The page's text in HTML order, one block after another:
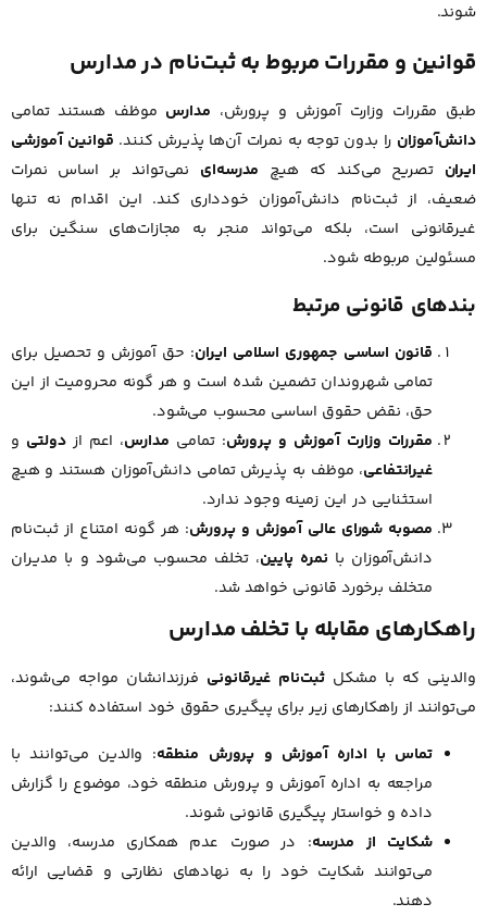
شوند.
قوانین و مقررات مربوط به ثبت‌نام در مدارس
طبق مقررات وزارت آموزش و پرورش، مدارس موظف هستند تمامی
دانش‌آموزان را بدون توجه به نمرات آن‌ها پذیرش کنند. قوانین آموزشی
ایران تصریح می‌کند که هیچ مدرسه‌ای نمی‌تواند بر اساس نمرات
ضعیف، از ثبت‌نام دانش‌آموزان خودداری کند. این اقدام نه تنها
غیرقانونی است، بلکه می‌تواند منجر به مجازات‌های سنگین برای
مسئولین مربوطه شود.
بندهای قانونی مرتبط
قانون اساسی جمهوری اسلامی ایران: حق آموزش و تحصیل برای
تمامی شهروندان تضمین شده است و هر گونه محرومیت از این
حق، نقض حقوق اساسی محسوب می‌شود.
مقررات وزارت آموزش و پرورش: تمامی مدارس، اعم ازدولتی و
غیرانتفاعی، موظف به پذیرش تمامی دانش‌آموزان هستند و هیچ
استثنایی در این زمینه وجود ندارد.
مصوبه شورای عالی آموزش و پرورش: هر گونه امتناع از ثبت‌نام
دانش‌آموزان با نمره پایین، تخلف محسوب می‌شود و با مدیران
متخلف برخورد قانونی خواهد شد.
راهکارهای مقابله با تخلف مدارس
والدینی که با مشکلثبت‌نام غیرقانونی فرزندانشان مواجه می‌شوند،
می‌توانند از راهکارهای زیر برای پیگیری حقوق خود استفاده کنند:
تماس با اداره آموزش و پرورش منطقه: والدین می‌توانند با
مراجعه به اداره آموزش و پرورش منطقه خود، موضوع را گزارش
داده و خواستار پیگیری قانونی شوند.
شکایت از مدرسه: در صورت عدم همکاری مدرسه، والدین
می‌توانند شکایت خود را به نهادهای نظارتی و قضایی ارائه
دهند.